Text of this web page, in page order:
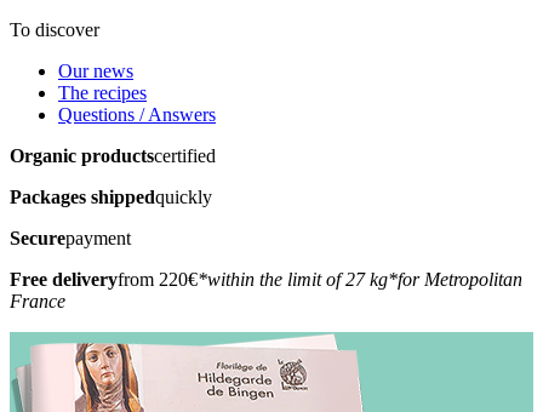
To discover
Our news
The recipes
Questions / Answers
Organic productscertified
Packages shippedquickly
Securepayment
Free deliveryfrom 220€*within the limit of 27 kg*for Metropolitan
France